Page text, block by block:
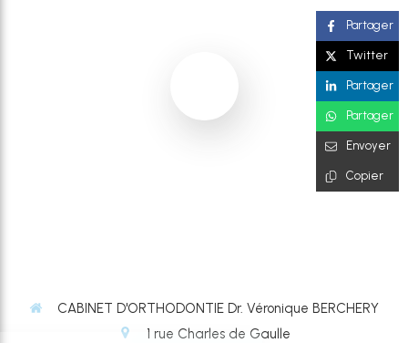
Partager
Twitter
Partager
Partager
Envoyer
Copier
CABINET D'ORTHODONTIE Dr. Véronique BERCHERY
1 rue Charles de Gaulle